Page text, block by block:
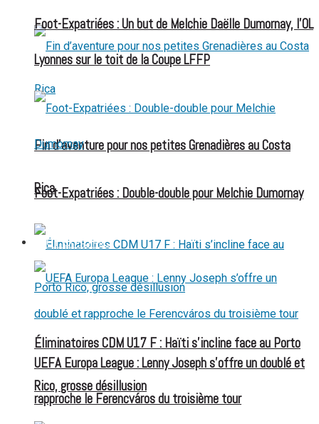
Fin d’aventure pour nos petites Grenadières au Costa
Rica
Éliminatoires CDM U17 F : Haïti s’incline face au Porto
Rico, grosse désillusion
Foot-Expatriées : Un but de Melchie Daëlle Dumornay, l’OL
Lyonnes sur le toit de la Coupe LFFP
Foot-Expatriées : Double-double pour Melchie Dumornay
FOOT EXPATRIÉS
UEFA Europa League : Lenny Joseph s’offre un doublé et
rapproche le Ferencváros du troisième tour